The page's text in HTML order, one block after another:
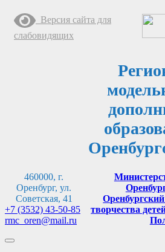
содержимому
Версия сайта для
слабовидящих
460000, г.
Оренбург, ул.
Советская, 41
+7 (3532) 43-50-85
rmc_oren@mail.ru
творчества